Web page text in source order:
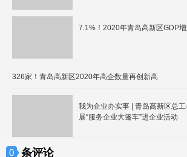
7.1%！2020年青岛高新区GDP
326家！青岛高新区2020年高企数量再创新高
我为企业办实事 | 青岛高新区总
展“服务企业大篷车”进企业活动
0 条评论